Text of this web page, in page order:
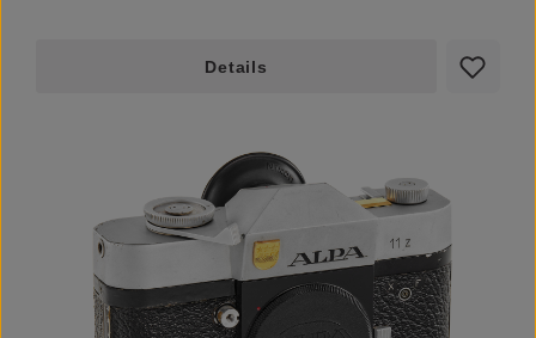
Details